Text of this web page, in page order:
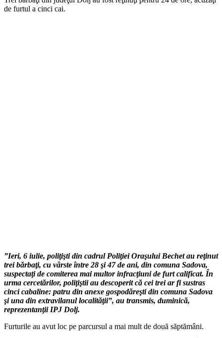
de furtul a cinci cai.
”Ieri, 6 iulie, poliţişti din cadrul Poliţiei Oraşului Bechet au reţinut
trei bărbaţi, cu vârste între 28 şi 47 de ani, din comuna Sadova,
suspectaţi de comiterea mai multor infracţiuni de furt calificat. În
urma cercetărilor, poliţiştii au descoperit că cei trei ar fi sustras
cinci cabaline: patru din anexe gospodăreşti din comuna Sadova
şi una din extravilanul localităţii”, au transmis, duminică,
reprezentanţii IPJ Dolj.
Furturile au avut loc pe parcursul a mai mult de două săptămâni.